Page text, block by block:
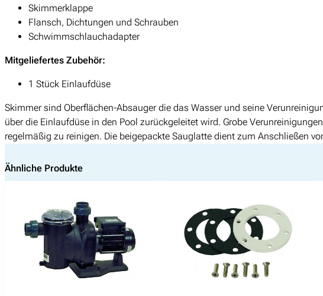
Skimmerklappe
Flansch, Dichtungen und Schrauben
Schwimmschlauchadapter
Mitgeliefertes Zubehör:
1 Stück Einlaufdüse
Skimmer sind Oberflächen-Absauger die das Wasser und seine
über die Einlaufdüse in den Pool zurückgeleitet wird. Grobe
regelmäßig zu reinigen. Die beigepackte Sauglatte dient zum Anschließen
Ähnliche Produkte
nach: